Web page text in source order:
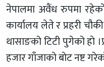
नेपालमा अवैंध रुपमा रहेकाे
कार्यालय लेते र प्रहरी
थासाङको टिटी पुगेको हाे
हजार गाँजाकाे बाेट नष्ट